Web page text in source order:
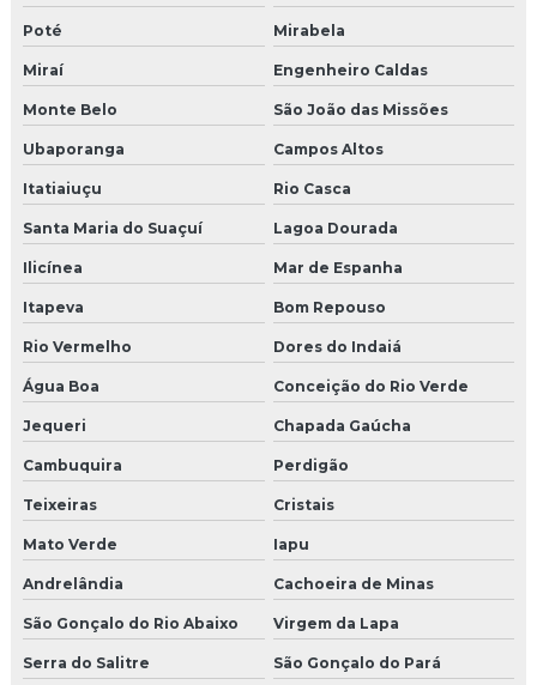
Poté Mirabela
Miraí Engenheiro Caldas
Monte Belo São João das Missões
Ubaporanga Campos Altos
Itatiaiuçu Rio Casca
Santa Maria do Suaçuí Lagoa Dourada
Ilicínea Mar de Espanha
Itapeva Bom Repouso
Rio Vermelho Dores do Indaiá
Água Boa Conceição do Rio Verde
Jequeri Chapada Gaúcha
Cambuquira Perdigão
Teixeiras Cristais
Mato Verde Iapu
Andrelândia Cachoeira de Minas
São Gonçalo do Rio Abaixo Virgem da Lapa
Serra do Salitre São Gonçalo do Pará